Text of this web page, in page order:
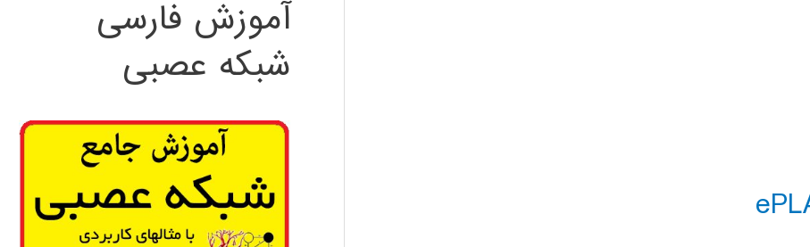
آموزش فارسی
شبکه عصبی